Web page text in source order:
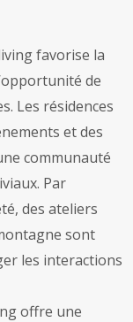
favorise la
de
Les résidences
et des
communauté
Par
des ateliers
sont
les interactions
offre une